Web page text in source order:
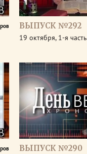
ВЫПУСК №292
19 октября, 1-я часть
ВЫПУСК №290